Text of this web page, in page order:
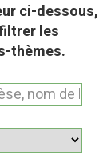
ci-dessous,
les
thèmes.